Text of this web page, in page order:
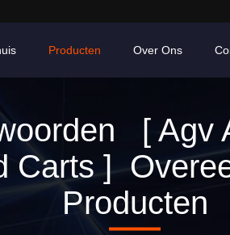
Producten Over Ons
[ Agv
Carts ]
Producten